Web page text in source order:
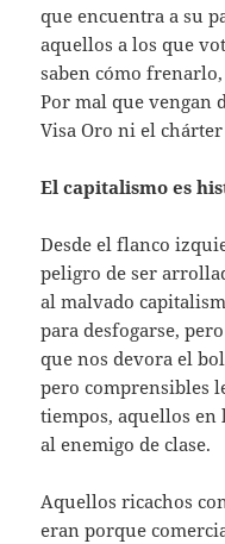
que encuentra a su
aquellos a los que
saben cómo
Por mal que vengan
Visa Oro ni el
El capitalismo es
Desde el flanco
peligro de ser
al malvado
para desfogarse,
que nos devora el
pero comprensibles
tiempos, aquellos
al enemigo de clase.
Aquellos ricachos
eran porque